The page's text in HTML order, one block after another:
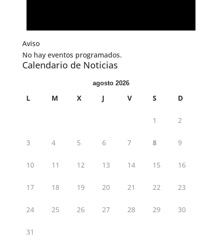
Aviso
No hay eventos programados.
Calendario de Noticias
agosto 2026
L M X J V S D
1 2
3 4 5 6 7 8 9
10 11 12 13 14 15 16
17 18 19 20 21 22 23
24 25 26 27 28 29 30
31